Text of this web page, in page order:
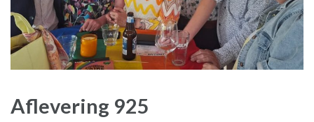
Aflevering 925